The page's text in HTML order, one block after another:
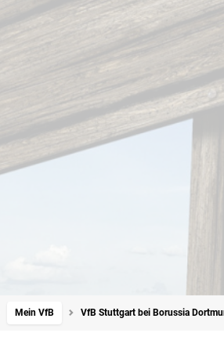
Mein VfB VfB Stuttgart bei Borussia